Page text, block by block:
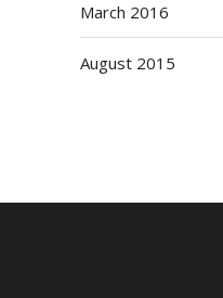
March 2016
August 2015